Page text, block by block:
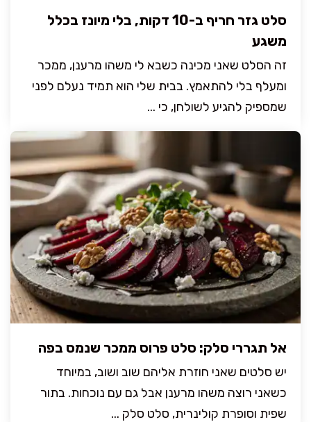
סלט גזר חריף ב-10 דקות, בלי מיונז בכלל
משגע
זה הסלט שאני מכינה כשבא לי משהו מרענן, ממכר
ומעלף בלי להתאמץ. בבית שלי הוא תמיד נעלם לפני
שמספיק להגיע לשולחן, כי ...
אל תגררי סלק: סלט פרוס ממכר שנמס בפה
יש סלטים שאני חוזרת אליהם שוב ושוב, במיוחד
כשאני רוצה משהו מרענן אבל גם עם נוכחות. בתור
שפית וסופרת קולינרית, סלט סלק ...